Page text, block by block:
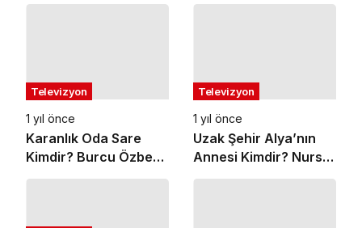
Televizyon
1 yıl önce
Karanlık Oda Sare
Kimdir? Burcu Özberk
Yaşı, Boyu, Kilosu
Televizyon
1 yıl önce
Uzak Şehir Alya’nın
Annesi Kimdir? Nursel
Köse Yaşı Boyu